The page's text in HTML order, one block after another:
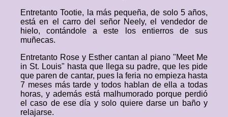
Entretanto Tootie, la más pequeña, de solo 5 años,
está en el carro del señor Neely, el vendedor de
hielo, contándole a este los entierros de sus
muñecas.
Entretanto Rose y Esther cantan al piano "Meet Me
in St. Louis" hasta que llega su padre, que les pide
que paren de cantar, pues la feria no empieza hasta
7 meses más tarde y todos hablan de ella a todas
horas, y además está malhumorado porque perdió
el caso de ese día y solo quiere darse un baño y
relajarse.